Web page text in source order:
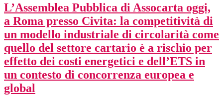
L’Assemblea Pubblica di Assocarta oggi,
a Roma presso Civita: la competitività di
un modello industriale di circolarità come
quello del settore cartario è a rischio per
effetto dei costi energetici e dell’ETS in
un contesto di concorrenza europea e
global